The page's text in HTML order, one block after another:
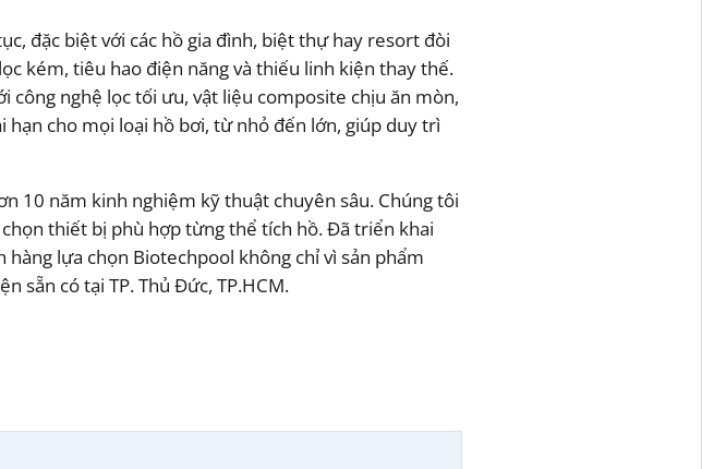
đặc biệt với các hồ gia đình, biệt thự hay resort đòi
kém, tiêu hao điện năng và thiếu linh kiện thay thế.
công nghệ lọc tối ưu, vật liệu composite chịu ăn mòn,
cho mọi loại hồ bơi, từ nhỏ đến lớn, giúp duy trì
10 năm kinh nghiệm kỹ thuật chuyên sâu. Chúng tôi
thiết bị phù hợp từng thể tích hồ. Đã triển khai
lựa chọn Biotechpool không chỉ vì sản phẩm
sẵn có tại TP. Thủ Đức, TP.HCM.